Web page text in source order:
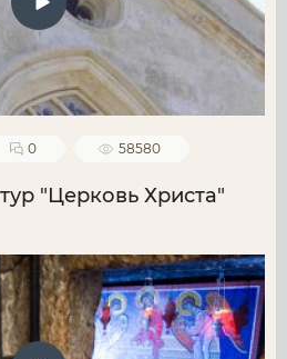
0 58580
"Церковь Христа"